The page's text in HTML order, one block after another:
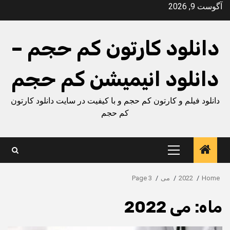
Skipآگوست 9, 2026
دانلود کارتون کم حجم –
دانلود انیمیشن کم حجم
دانلود فیلم و کارتون کم حجم و با کیفیت در سایت دانلود کارتون
کم حجم
Primary
Menu
Home
2022 می Page 3
ماه: می 2022